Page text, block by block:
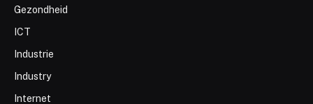
Gezondheid
ICT
Industrie
Industry
Internet